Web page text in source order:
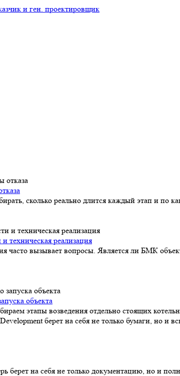
и ген. проектировщик
сколько реально длится каждый этап и по
техническая реализация
вызывает вопросы. Является ли БМК
объекта
этапы возведения отдельно стоящих
берет на себя не только бумаги, но и
на себя не только документацию, но и